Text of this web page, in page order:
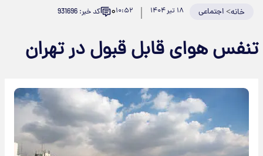
خانه>اجتماعی ۱۸ تیر ۱۴۰۴ ۱۰:۵۲۰ کد خبر: 931696
تنفس هوای قابل قبول در تهران